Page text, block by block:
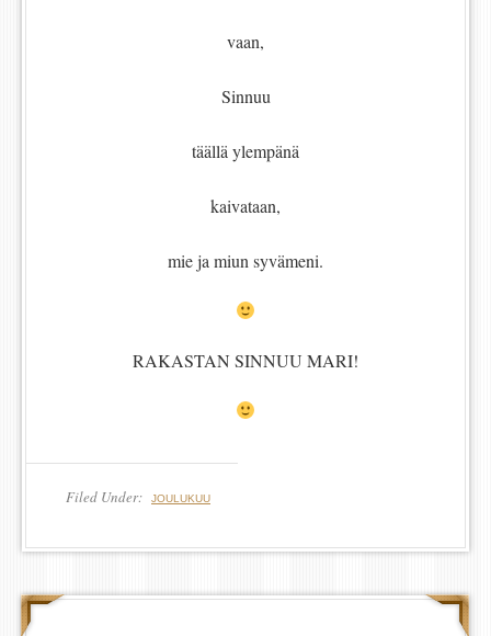
vaan,
Sinnuu
täällä ylempänä
kaivataan,
mie ja miun syvämeni.
RAKASTAN SINNUU MARI!
Filed Under: JOULUKUU